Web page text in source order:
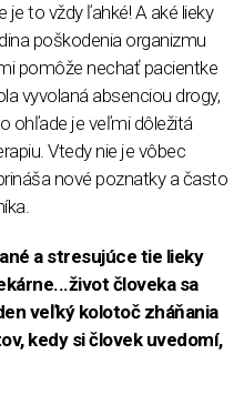
je to vždy ľahké! A aké lieky
poškodenia organizmu
pomôže nechať pacientke
vyvolaná absenciou drogy,
ohľade je veľmi dôležitá
Vtedy nie je vôbec
nové poznatky a často
a stresujúce tie lieky
človeka sa
veľký kolotoč zháňania
kedy si človek uvedomí,